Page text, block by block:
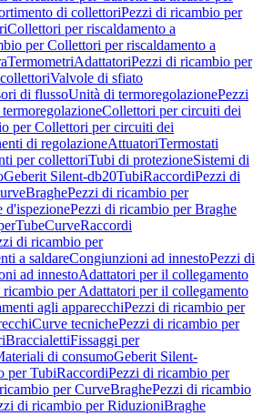
di collettoriPezzi di ricambio per
Collettori per riscaldamento a
per Collettori per riscaldamento a
TermometriAdattatoriPezzi di ricambio per
Valvole di sfiato
di flussoUnità di termoregolazionePezzi
Collettori per circuiti dei
per Collettori per circuiti dei
di regolazioneAttuatoriTermostati
per collettoriTubi di protezioneSistemi di
Geberit Silent-db20TubiRaccordiPezzi di
BraghePezzi di ricambio per
d'ispezionePezzi di ricambio per Braghe
CurveRaccordi
di ricambio per
a saldareCongiunzioni ad innestoPezzi di
ad innestoAdattatori per il collegamento
ricambio per Adattatori per il collegamento
agli apparecchiPezzi di ricambio per
Curve tecnichePezzi di ricambio per
BraccialettiFissaggi per
di consumoGeberit Silent-
per TubiRaccordiPezzi di ricambio per
per CurveBraghePezzi di ricambio
di ricambio per RiduzioniBraghe